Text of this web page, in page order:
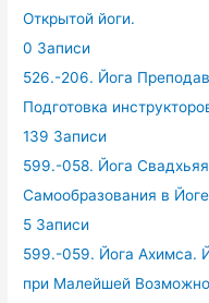
Открытой йоги.
0 Записи
526.-206. Йога
Подготовка
139 Записи
599.-058. Йога
Самообразования в
5 Записи
599.-059. Йога Ахимса.
при Малейшей